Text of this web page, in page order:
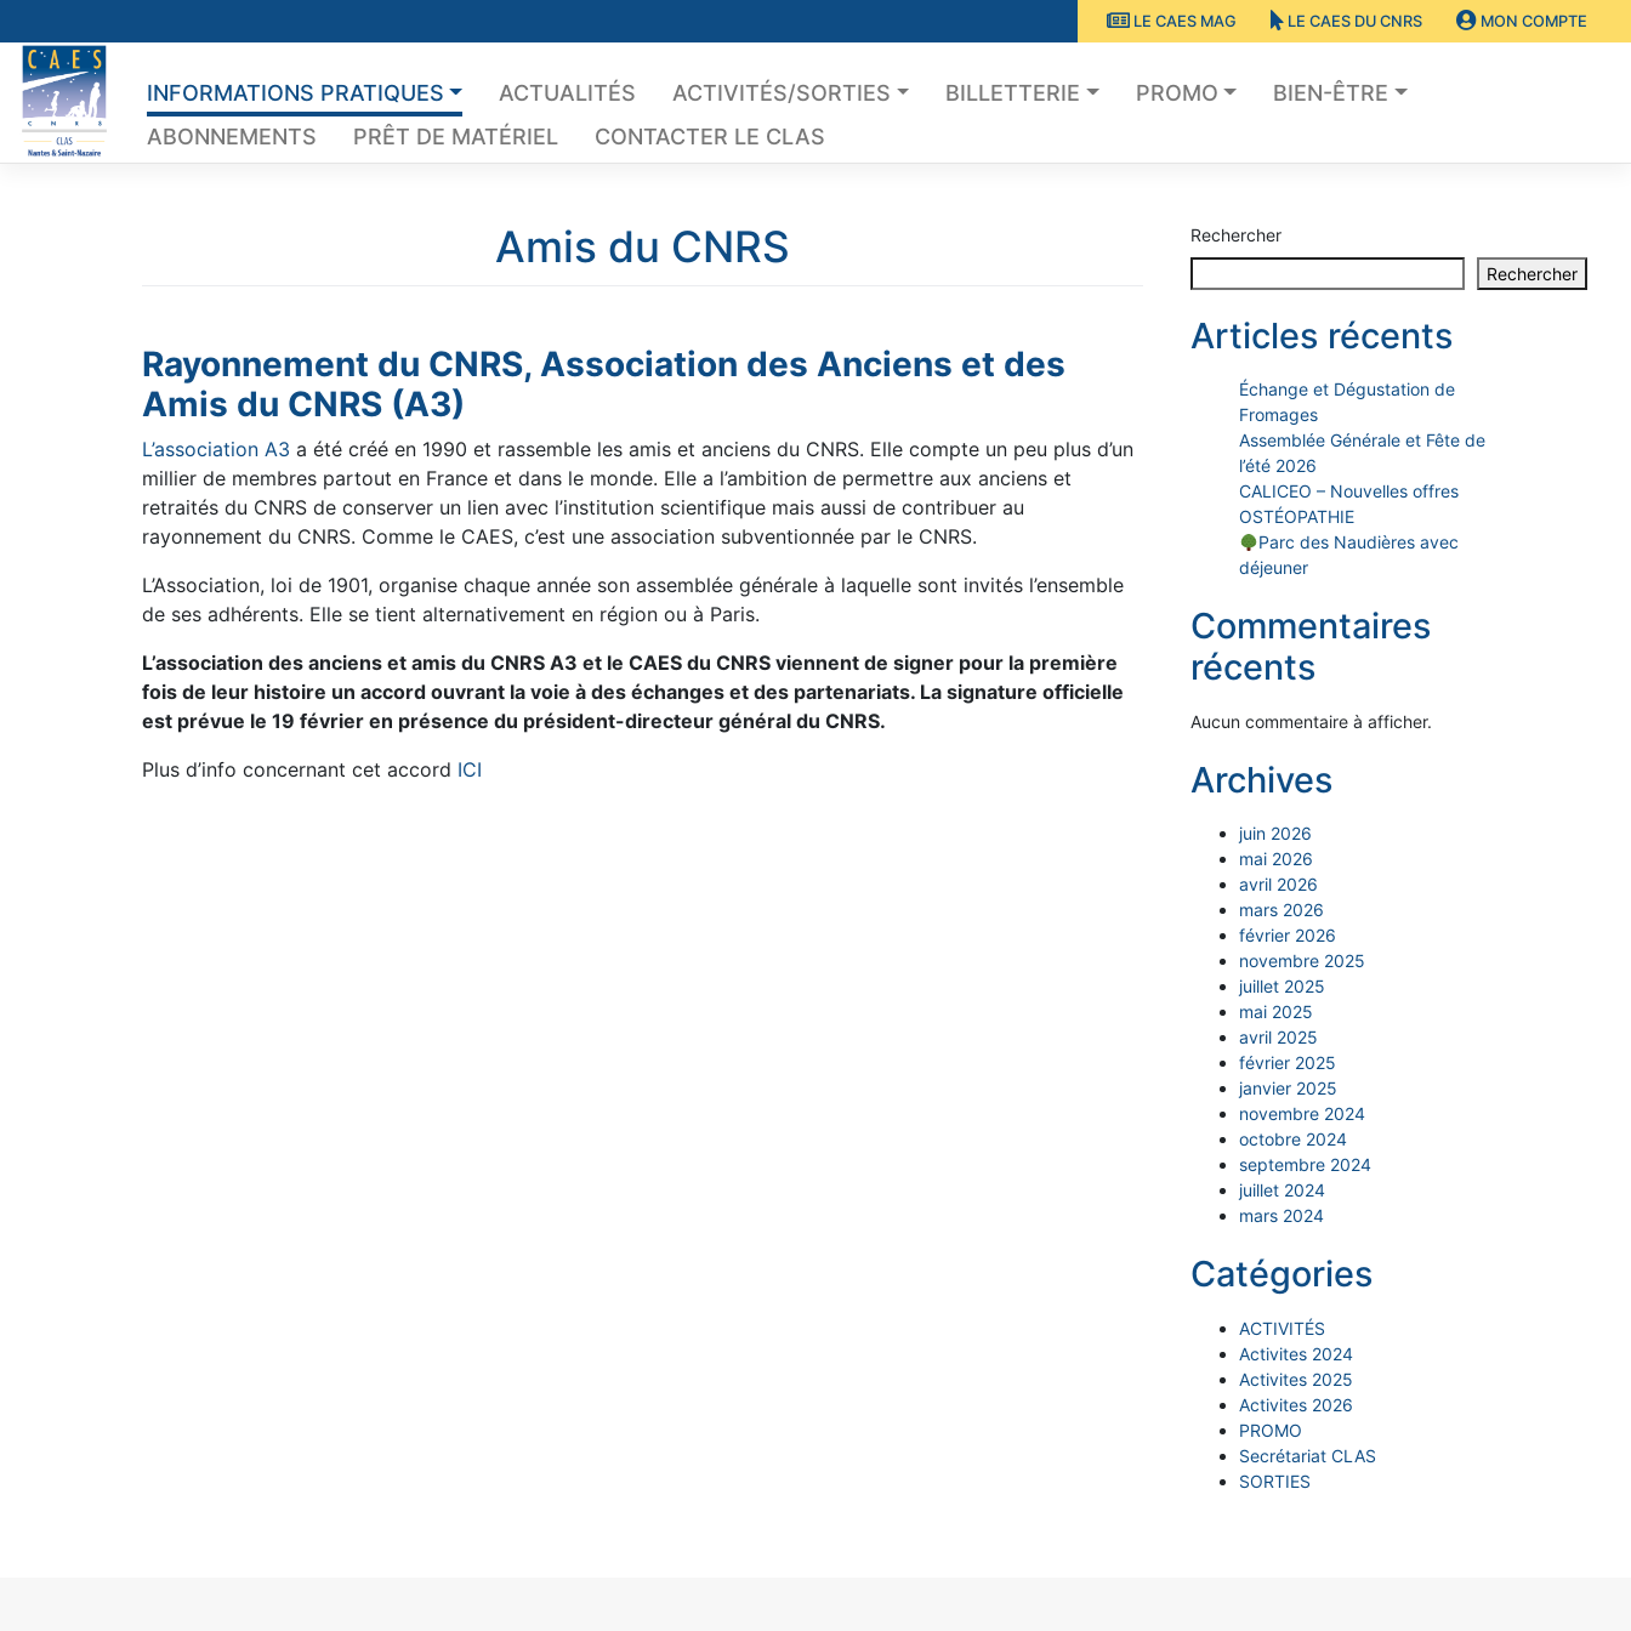
to
content
LE CAES MAG LE CAES DU CNRS MON COMPTE
INFORMATIONS PRATIQUES ACTUALITÉS ACTIVITÉS/SORTIES BILLETTERIE PROMO
BIEN-ÊTRE
ABONNEMENTS
PRÊT DE MATÉRIEL CONTACTER LE CLAS
Amis du CNRS
Rayonnement du CNRS, Association des Anciens et des
Amis du CNRS (A3)
L’association A3 a été créé en 1990 et rassemble les amis et anciens du CNRS. Elle compte un peu plus d’un
millier de membres partout en France et dans le monde. Elle a l’ambition de permettre aux anciens et
retraités du CNRS de conserver un lien avec l’institution scientifique mais aussi de contribuer au
rayonnement du CNRS. Comme le CAES, c’est une association subventionnée par le CNRS.
L’Association, loi de 1901, organise chaque année son assemblée générale à laquelle sont invités l’ensemble
de ses adhérents. Elle se tient alternativement en région ou à Paris.
L’association des anciens et amis du CNRS A3 et le CAES du CNRS viennent de signer pour la première
fois de leur histoire un accord ouvrant la voie à des échanges et des partenariats. La signature officielle
est prévue le 19 février en présence du président-directeur général du CNRS.
Plus d’info concernant cet accord ICI
Rechercher
Rechercher
Articles récents
Échange et Dégustation de
Fromages
Assemblée Générale et Fête de
l’été 2026
CALICEO – Nouvelles offres
OSTÉOPATHIE
Parc des Naudières avec
déjeuner
Commentaires
récents
Aucun commentaire à afficher.
Archives
juin 2026
mai 2026
avril 2026
mars 2026
février 2026
novembre 2025
juillet 2025
mai 2025
avril 2025
février 2025
janvier 2025
novembre 2024
octobre 2024
septembre 2024
juillet 2024
mars 2024
Catégories
ACTIVITÉS
Activites 2024
Activites 2025
Activites 2026
PROMO
Secrétariat CLAS
SORTIES